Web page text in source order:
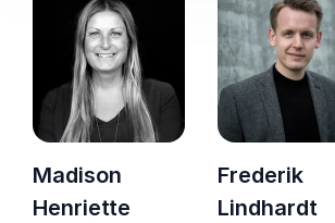
Madison
Henriette
Frederik
Lindhardt